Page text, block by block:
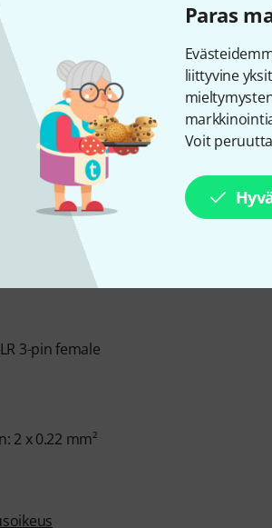
Paras
liittyvine
Voit
can be mounted next to the locking
arm: Approx. 210 cm
3-pin female
2 x 0.22 mm²